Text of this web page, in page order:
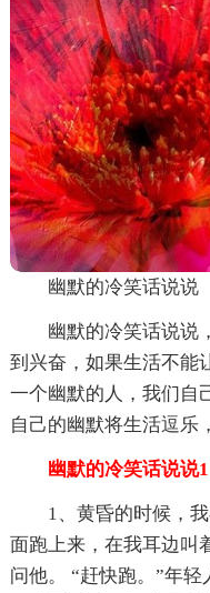
幽默的冷笑话说说
幽默的冷笑话说说
到兴奋，如果生活不能
一个幽默的人，我们自
自己的幽默将生活逗乐
幽默的冷笑话说说1
1、黄昏的时候，
面跑上来，在我耳边叫
问他。 “赶快跑。”年